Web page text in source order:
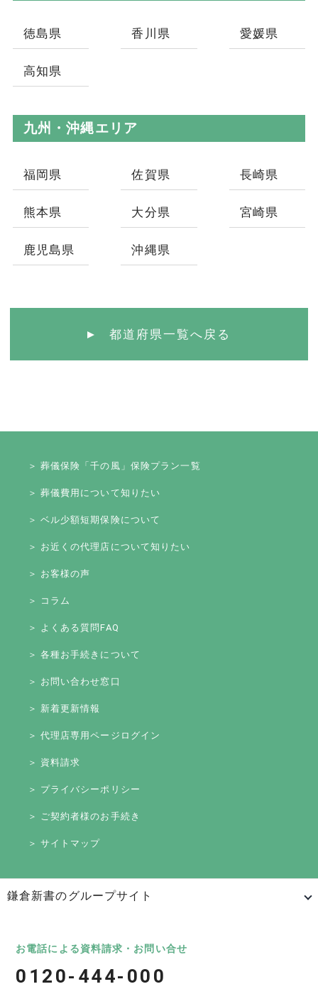
徳島県 香川県 愛媛県
高知県
九州・沖縄エリア
福岡県 佐賀県 長崎県
熊本県 大分県 宮崎県
鹿児島県 沖縄県
都道府県一覧へ戻る
＞ 葬儀保険「千の風」保険プラン一覧
＞ 葬儀費用について知りたい
＞ ベル少額短期保険について
＞ お近くの代理店について知りたい
＞ お客様の声
＞ コラム
＞ よくある質問FAQ
＞ 各種お手続きについて
＞ お問い合わせ窓口
＞ 新着更新情報
＞ 代理店専用ページログイン
＞ 資料請求
＞ プライバシーポリシー
＞ ご契約者様のお手続き
＞ サイトマップ
鎌倉新書のグループサイト
いいお墓 Life.（ライフドット） いいお墓-永代供養墓版
いいお墓-ペット霊園版 樹木葬なび
お電話による資料請求・お問い合せ
0120-444-000